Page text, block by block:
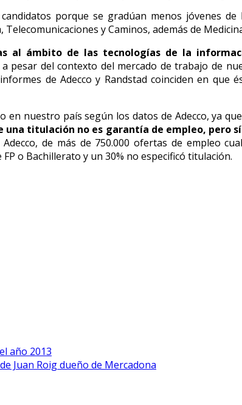
porque se gradúan menos jóvenes de
y Caminos, además de
al ámbito de las tecnologías de la
pesar del contexto del mercado de trabajo de
de Adecco y Randstad coinciden en que
nuestro país según los datos de Adecco, ya
una titulación no es garantía de empleo, pero
Adecco, de más de 750.000 ofertas de empleo
o Bachillerato y un 30% no especificó titulación.
año 2013
Juan Roig dueño de Mercadona